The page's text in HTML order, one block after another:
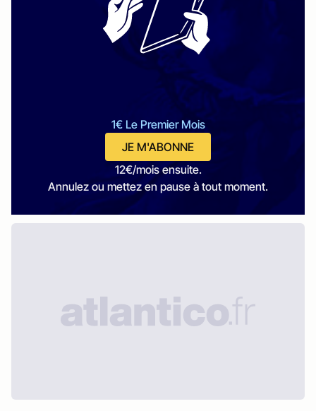
1€ Le Premier Mois
JE M'ABONNE
12€/mois ensuite.
Annulez ou mettez en pause à tout moment.